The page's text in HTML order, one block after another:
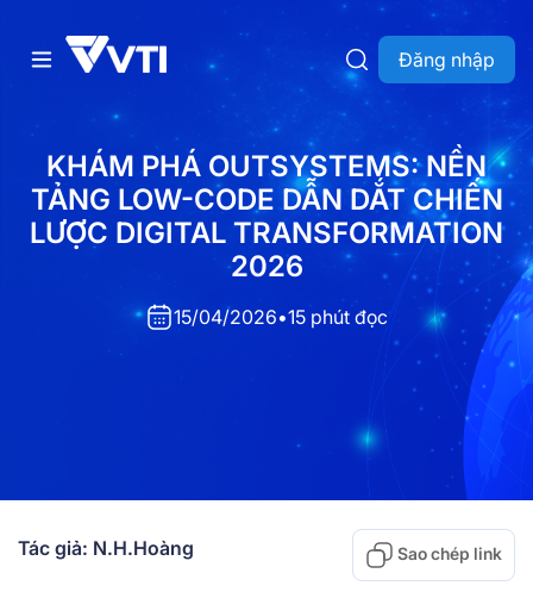
Đăng nhập
KHÁM PHÁ OUTSYSTEMS: NỀN
TẢNG LOW-CODE DẪN DẮT CHIẾN
LƯỢC DIGITAL TRANSFORMATION
2026
15/04/2026•15 phút đọc
Tác giả: N.H.Hoàng Sao chép link